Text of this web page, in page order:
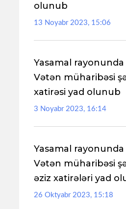
olunub
13 Noyabr 2023, 15:06
Yasamal
Vətən müharibəsi
xatirəsi yad olunub
3 Noyabr 2023, 16:14
Yasamal
Vətən müharibəsi
əziz xatirələri yad
26 Oktyabr 2023, 15:18